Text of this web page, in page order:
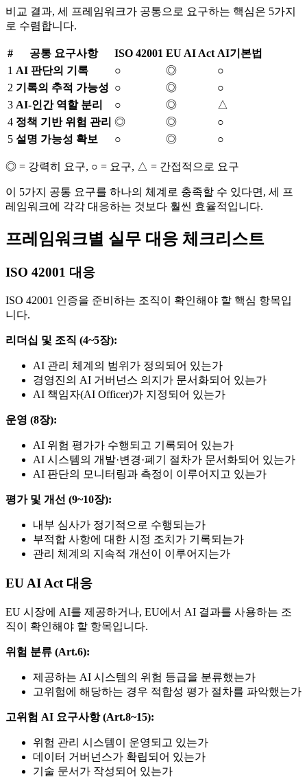
비교 결과, 세 프레임워크가 공통으로 요구하는 핵심은 5가지
로 수렴합니다.
# 공통 요구사항 ISO 42001 EU AI Act AI기본법
1 AI 판단의 기록 ○ ◎
○
2 기록의 추적 가능성 ○ ◎
○
3 AI-인간 역할 분리 ○ ◎
△
4 정책 기반 위험 관리 ◎ ◎
○
5 설명 가능성 확보 ○ ◎ ○
◎ = 강력히 요구, ○ = 요구, △ = 간접적으로 요구
이 5가지 공통 요구를 하나의 체계로 충족할 수 있다면, 세 프
레임워크에 각각 대응하는 것보다 훨씬 효율적입니다.
프레임워크별 실무 대응 체크리스트
ISO 42001 대응
ISO 42001 인증을 준비하는 조직이 확인해야 할 핵심 항목입
니다.
리더십 및 조직 (4~5장):
AI 관리 체계의 범위가 정의되어 있는가
경영진의 AI 거버넌스 의지가 문서화되어 있는가
AI 책임자(AI Officer)가 지정되어 있는가
운영 (8장):
AI 위험 평가가 수행되고 기록되어 있는가
AI 시스템의 개발·변경·폐기 절차가 문서화되어 있는가
AI 판단의 모니터링과 측정이 이루어지고 있는가
평가 및 개선 (9~10장):
내부 심사가 정기적으로 수행되는가
부적합 사항에 대한 시정 조치가 기록되는가
관리 체계의 지속적 개선이 이루어지는가
EU AI Act 대응
EU 시장에 AI를 제공하거나, EU에서 AI 결과를 사용하는 조
직이 확인해야 할 항목입니다.
위험 분류 (Art.6):
제공하는 AI 시스템의 위험 등급을 분류했는가
고위험에 해당하는 경우 적합성 평가 절차를 파악했는가
고위험 AI 요구사항 (Art.8~15):
위험 관리 시스템이 운영되고 있는가
데이터 거버넌스가 확립되어 있는가
기술 문서가 작성되어 있는가